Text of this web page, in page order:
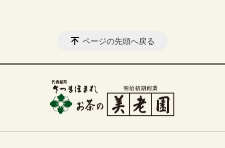
ページの先頭へ戻る